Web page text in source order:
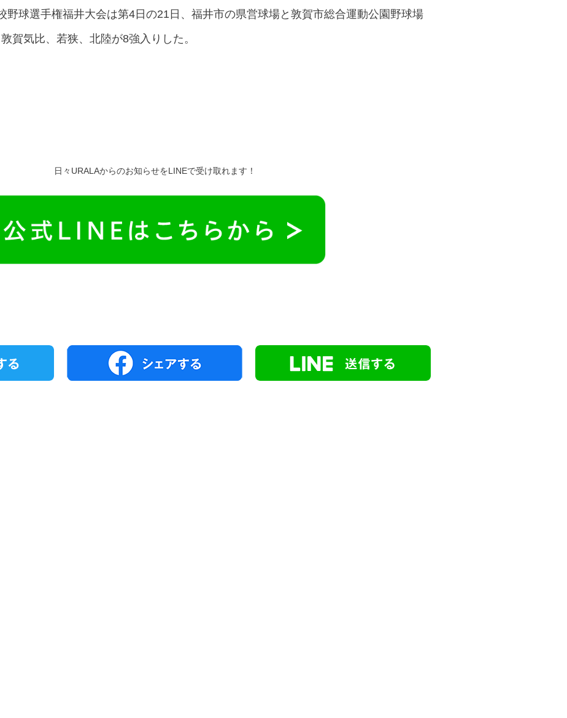
野球選手権福井大会は第4日の21日、福井市の県営球場と敦賀市総合運動公園野球場
賀気比、若狭、北陸が8強入りした。
日々URALAからのお知らせをLINEで受け取れます！